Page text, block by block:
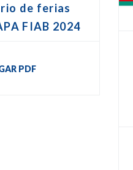
de ferias
FIAB 2024
PDF